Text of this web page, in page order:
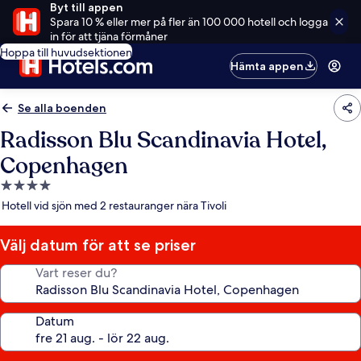
Byt till appen
Spara 10 % eller mer på fler än 100 000 hotell och logga
in för att tjäna förmåner
Hoppa till huvudsektionen
Hämta appen
Se alla boenden
Radisson Blu Scandinavia Hotel,
Copenhagen
4.0-
stjärnigt
Hotell vid sjön med 2 restauranger nära Tivoli
Välj datum för att se priser
Vart reser du?
Datum